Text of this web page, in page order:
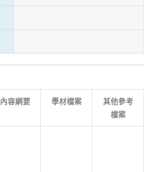
內容網要 學材檔案
其他參考
檔案